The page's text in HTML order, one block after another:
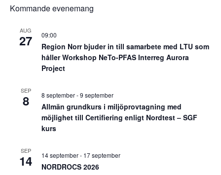
Kommande evenemang
AUG
27 09:00
Region Norr bjuder in till samarbete med LTU som
håller Workshop NeTo-PFAS Interreg Aurora
Project
SEP
8 8 september-9 september
Allmän grundkurs i miljöprovtagning med
möjlighet till Certifiering enligt Nordtest – SGF
kurs
SEP
14 14 september- 17 september
NORDROCS 2026